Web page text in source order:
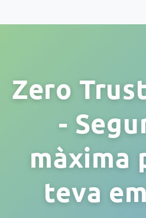
Zero
-
màxima
teva